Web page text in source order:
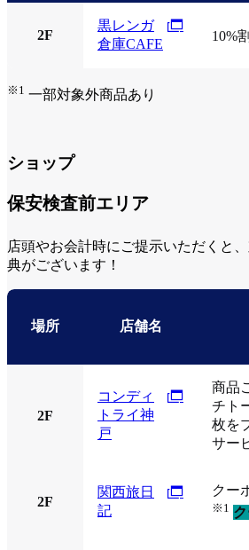
2F
黒レンガ
倉庫CAFE
10%
※1 一部対象外商品あり
ショップ
保安検査前エリア
店頭やお会計時にご提示いただくと
典がございます！
場所 店舗名
2F
コンディ
トライ神
戸
商品
チト
枚を
サー
2F
関西旅日
記
クー
※1